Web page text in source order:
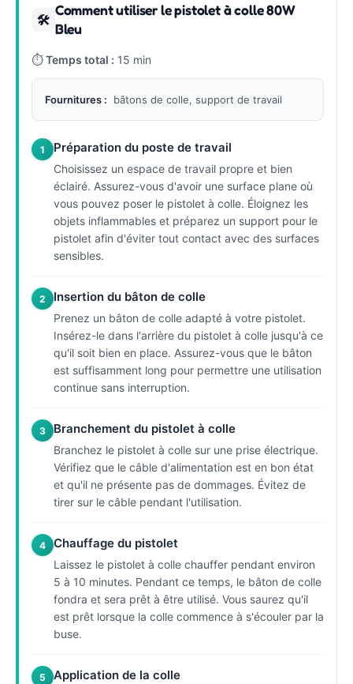
🛠
Comment utiliser le pistolet à colle 80W
Bleu
⏱Temps total : 15 min
Fournitures : bâtons de colle, support de travail
1 Préparation du poste de travail
Choisissez un espace de travail propre et bien
éclairé. Assurez-vous d'avoir une surface plane où
vous pouvez poser le pistolet à colle. Éloignez les
objets inflammables et préparez un support pour le
pistolet afin d'éviter tout contact avec des surfaces
sensibles.
2 Insertion du bâton de colle
Prenez un bâton de colle adapté à votre pistolet.
Insérez-le dans l'arrière du pistolet à colle jusqu'à ce
qu'il soit bien en place. Assurez-vous que le bâton
est suffisamment long pour permettre une utilisation
continue sans interruption.
3 Branchement du pistolet à colle
Branchez le pistolet à colle sur une prise électrique.
Vérifiez que le câble d'alimentation est en bon état
et qu'il ne présente pas de dommages. Évitez de
tirer sur le câble pendant l'utilisation.
4 Chauffage du pistolet
Laissez le pistolet à colle chauffer pendant environ
5 à 10 minutes. Pendant ce temps, le bâton de colle
fondra et sera prêt à être utilisé. Vous saurez qu'il
est prêt lorsque la colle commence à s'écouler par la
buse.
5 Application de la colle